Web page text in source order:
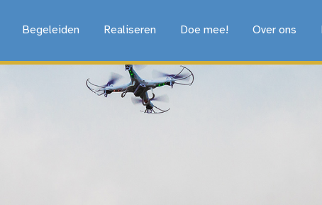
Begeleiden Realiseren Doe mee! Over ons